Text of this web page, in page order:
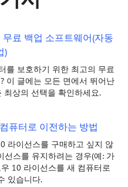
료 백업 소프트웨어(자동
)
를 보호하기 위한 최고의 무료
이 글에는 모든 면에서 뛰어난
상의 선택을 확인하세요.
퓨터로 이전하는 방법
라이선스를 구매하고 싶지 않
선스를 유지하려는 경우(예: 가
10 라이선스를 새 컴퓨터로
있습니다.